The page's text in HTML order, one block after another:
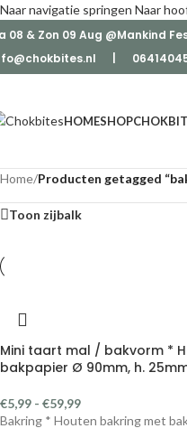
Naar navigatie springen Naar
08 & Zon 09 Aug @Mankind
|
HOMESHOP
Home/Producten getagged
Toon zijbalk
Mini taart mal / bakvorm *
bakpapier Ø 90mm, h.
€5,99 - €59,99
Bakring * Houten bakring met